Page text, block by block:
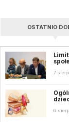
OSTATNIO
7
6